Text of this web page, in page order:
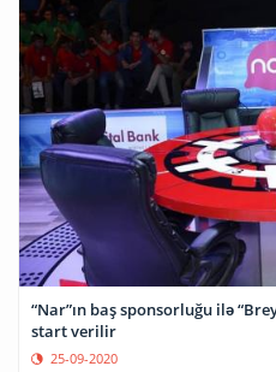
“Nar”ın baş sponsorluğu ilə
start verilir
25-09-2020